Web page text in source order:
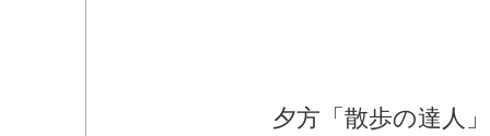
夕方「散歩の達人